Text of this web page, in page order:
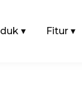
▾ Fitur ▾